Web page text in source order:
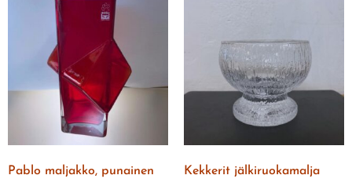
Pablo maljakko, punainen
Kekkerit jälkiruokamalja